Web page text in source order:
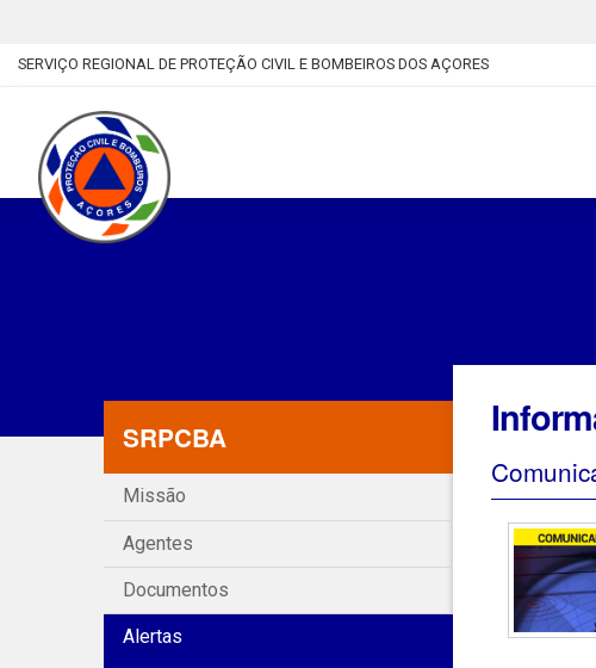
SERVIÇO REGIONAL DE PROTEÇÃO CIVIL E BOMBEIROS DOS AÇORES
SRPCBA
Missão
Agentes
Documentos
Alertas